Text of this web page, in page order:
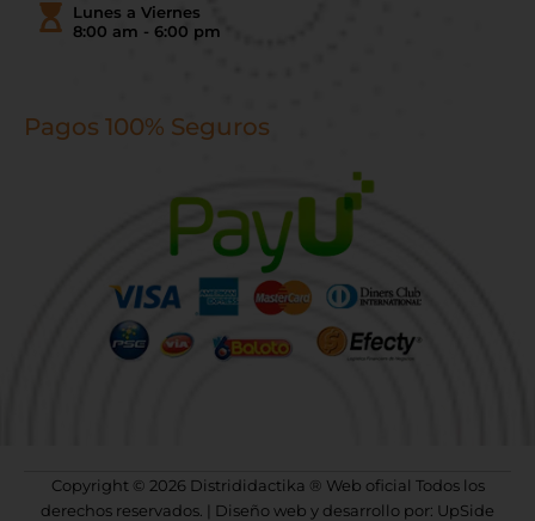
Lunes a Viernes
8:00 am - 6:00 pm
Pagos 100% Seguros
Copyright © 2026 Distrididactika ® Web oficial Todos los
derechos reservados. | Diseño web y desarrollo por: UpSide